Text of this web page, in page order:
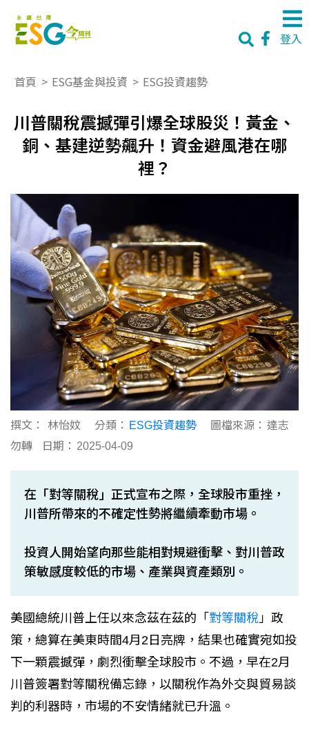
登入
首頁 > ESG基金與投資 > ESG投資趨勢
川普關稅震撼彈引爆全球股災！黃金、
銅、基建逆勢飆升！資金避風港在哪
裡？
撰文： 林怡妏 分類： ESG投資趨勢 圖檔來源： 達志
勿轉
日期： 2025-04-09
在「對等關稅」正式宣布之際，全球股市重挫，
川普所帶來的不確定性勢將繼續牽動市場。
投資人開始望向那些能相對規避衝擊、對川普政
策敏感度較低的市場、產業與資產類別。
美國總統川普上任以來念茲在茲的「 對等關稅 」政
策，總算在美東時間4月2日亮牌，結果也確實宛如投
下一顆震撼彈，劇烈衝擊全球股市。不過，早在2月
川普簽署對等關稅備忘錄，以關稅作為外交與貿易談
判的利器時，市場的不安情緒就已升溫。